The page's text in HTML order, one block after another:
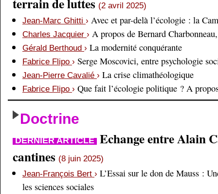
terrain de luttes (2 avril 2025)
Jean-Marc Ghitti › Avec et par-delà l’écologie : la
Charles Jacquier › A propos de Bernard
Gérald Berthoud › La modernité conquérante
Fabrice Flipo › Serge Moscovici, entre psychologie
Jean-Pierre Cavalié › La crise climathéologique
Fabrice Flipo › Que fait l’écologie politique ? A
Doctrine
DERNIER ARTICLE Echange entre Alain
cantines (8 juin 2025)
Jean-François Bert › L’Essai sur le don de Mauss :
les sciences sociales